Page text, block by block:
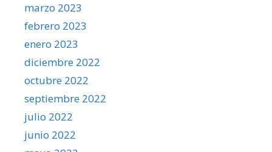
marzo 2023
febrero 2023
enero 2023
diciembre 2022
octubre 2022
septiembre 2022
julio 2022
junio 2022